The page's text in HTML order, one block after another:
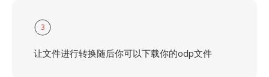
3
让文件进行转换随后你可以下载你的odp文件